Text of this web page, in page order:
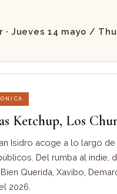
· Jueves 14 mayo /
Ketchup, Los
Isidro acoge a lo largo
Del rumba al indie,
Querida, Xavibo,
2026.